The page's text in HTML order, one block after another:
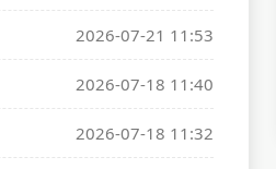
2026-07-21 11:53
2026-07-18 11:40
2026-07-18 11:32